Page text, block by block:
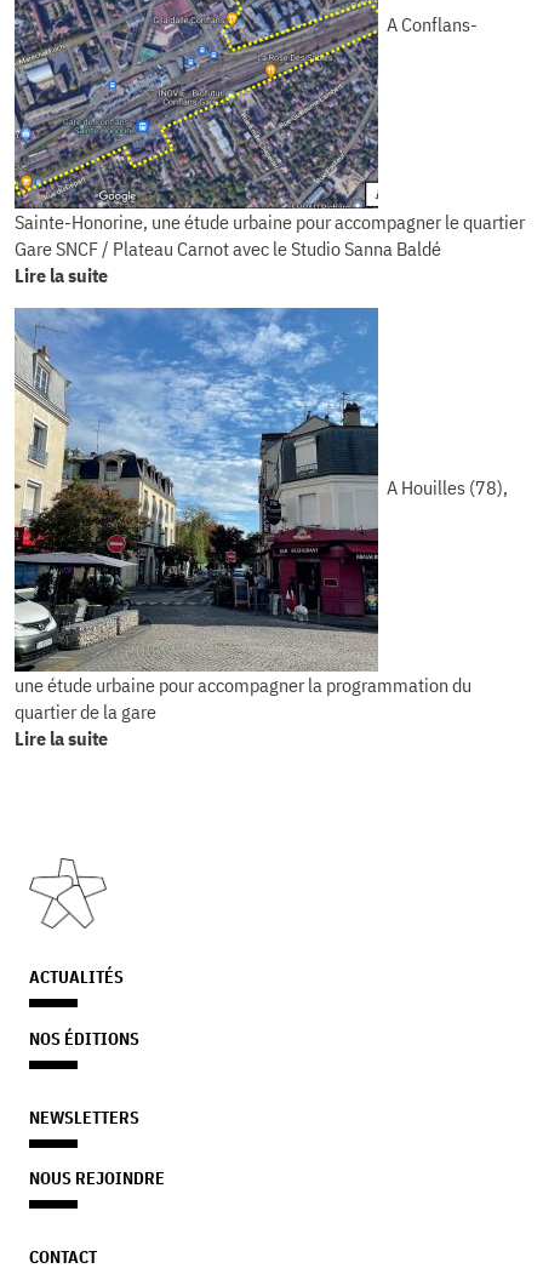
A Conflans-
Sainte-Honorine, une étude urbaine pour accompagner le quartier
Gare SNCF / Plateau Carnot avec le Studio Sanna Baldé
Lire la suite
A Houilles (78),
une étude urbaine pour accompagner la programmation du
quartier de la gare
Lire la suite
ACTUALITÉS
NOS ÉDITIONS
NEWSLETTERS
NOUS REJOINDRE
CONTACT